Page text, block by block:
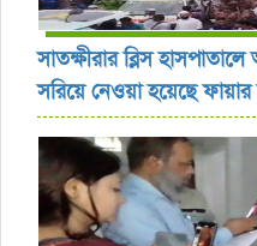
সাতক্ষীরার ব্লিস
সরিয়ে নেওয়া হয়েছে ফায়ার